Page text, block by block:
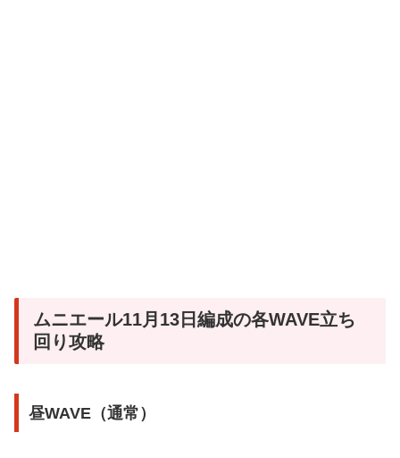
ムニエール11月13日編成の各WAVE立ち
回り攻略
昼WAVE（通常）